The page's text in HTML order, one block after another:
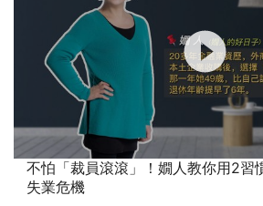
不怕「裁員滾滾」！嫺人教你用2習
失業危機